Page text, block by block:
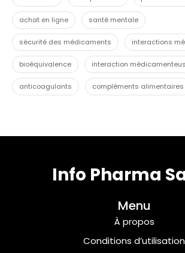
achat en ligne santé mentale
sécurité des médicaments interactions
bioéquivalence interaction
anticoagulants compléments alimentaires
Info Pharma
Menu
À propos
Conditions d’utilisation